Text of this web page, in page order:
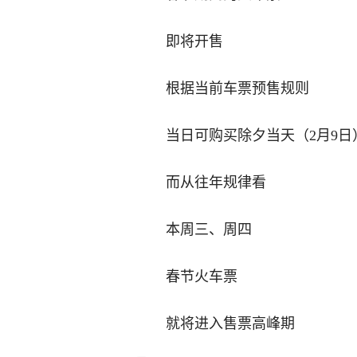
即将开售
根据当前车票预售规则
当日可购买除夕当天（2月9日
而从往年规律看
本周三、周四
春节火车票
就将进入售票高峰期